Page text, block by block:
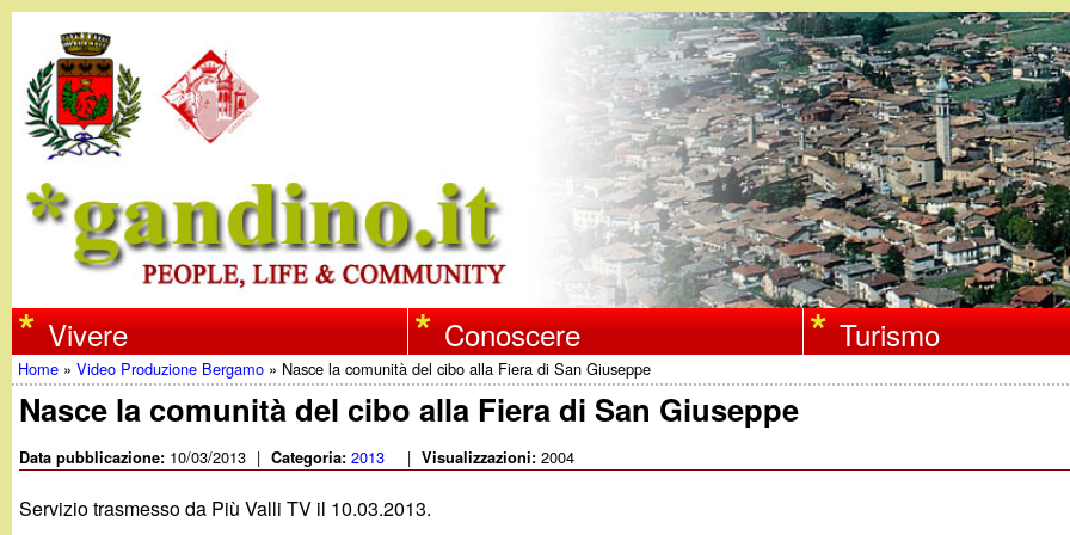
Salta
al
contenuto
principale
w
w
w
.
Vivere Conoscere Turismo
Tu
sei
qui
Home »Video Produzione Bergamo » Nasce la comunità del cibo alla Fiera di San Giuseppe
Nasce la comunità del cibo alla Fiera di San Giuseppe
Data pubblicazione: 10/03/2013 | Categoria:2013 | Visualizzazioni:2004
Servizio trasmesso da Più Valli TV il 10.03.2013.